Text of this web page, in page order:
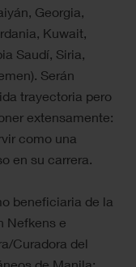
Georgia,
Kuwait,
Saudí, Siria,
Serán
trayectoria pero
extensamente:
como una
en su carrera.
beneficiaria de la
Nefkens e
Curadora del
de Manila;